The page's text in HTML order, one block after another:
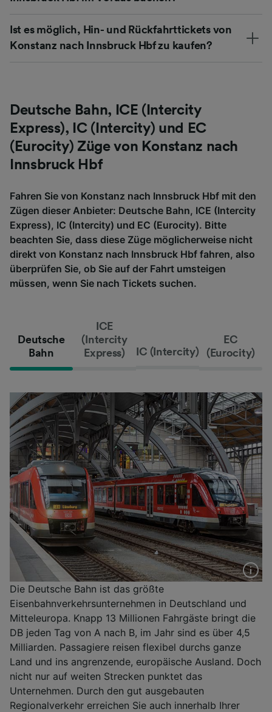
Ist es möglich, Hin- und Rückfahrttickets von
Konstanz nach Innsbruck Hbf zu kaufen?
Deutsche Bahn, ICE (Intercity
Express), IC (Intercity) und EC
(Eurocity) Züge von Konstanz nach
Innsbruck Hbf
Fahren Sie von Konstanz nach Innsbruck Hbf mit den
Zügen dieser Anbieter: Deutsche Bahn, ICE (Intercity
Express), IC (Intercity) und EC (Eurocity). Bitte
beachten Sie, dass diese Züge möglicherweise nicht
direkt von Konstanz nach Innsbruck Hbf fahren, also
überprüfen Sie, ob Sie auf der Fahrt umsteigen
müssen, wenn Sie nach Tickets suchen.
Deutsche
Bahn
ICE
(Intercity
Express)
IC (Intercity)
EC
(Eurocity)
Die Deutsche Bahn ist das größte
Eisenbahnverkehrsunternehmen in Deutschland und
Mitteleuropa. Knapp 13 Millionen Fahrgäste bringt die
DB jeden Tag von A nach B, im Jahr sind es über 4,5
Milliarden. Passagiere reisen flexibel durchs ganze
Land und ins angrenzende, europäische Ausland. Doch
nicht nur auf weiten Strecken punktet das
Unternehmen. Durch den gut ausgebauten
Regionalverkehr erreichen Sie auch innerhalb Ihrer